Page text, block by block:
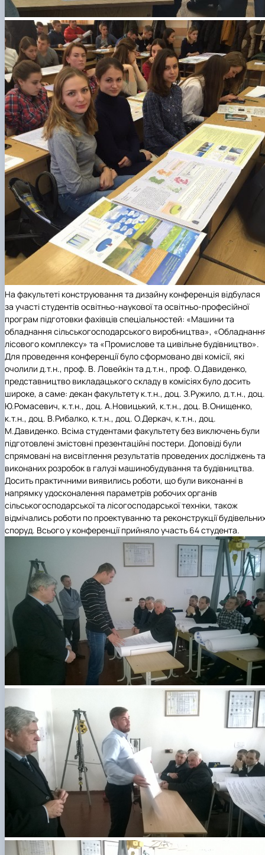
На факультеті конструювання та дизайну конференція відбулася
за участі студентів освітньо-наукової та освітньо-професійної
програм підготовки фахівців спеціальностей: «Машини та
обладнання сільськогосподарського виробництва»,
лісового комплексу» та «Промислове та цивільне будівництво».
Для проведення конференції було сформовано дві комісії, які
очолили д.т.н., проф. В. Ловейкін та д.т.н., проф. О.Давиденко,
представництво викладацького складу в комісіях було досить
широке, а саме: декан факультету к.т.н., доц. З.Ружило, д.т.н., доц.
Ю.Ромасевич, к.т.н., доц. А.Новицький, к.т.н., доц. В.Онищенко,
к.т.н., доц. В.Рибалко, к.т.н., доц. О.Деркач, к.т.н., доц.
М.Давиденко. Всіма студентами факультету без виключень були
підготовлені змістовні презентаційні постери. Доповіді були
спрямовані на висвітлення результатів проведених досліджень та
виконаних розробок в галузі машинобудування та будівництва.
Досить практичними виявились роботи, що були виконанні в
напрямку удосконалення параметрів робочих органів
сільськогосподарської та лісогосподарської техніки, також
відмічались роботи по проектуванню та реконструкції
споруд. Всього у конференції прийняло участь 64 студента.